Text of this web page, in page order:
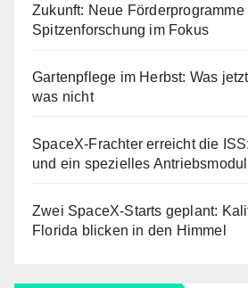
Zukunft: Neue Förderprogramme
Spitzenforschung im Fokus
Gartenpflege im Herbst: Was
was nicht
SpaceX-Frachter erreicht die
und ein spezielles
Zwei SpaceX-Starts geplant:
Florida blicken in den Himmel